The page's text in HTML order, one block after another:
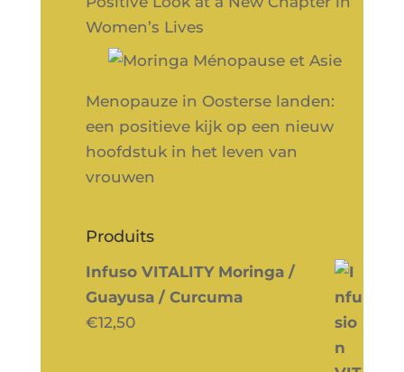
Women’s Lives
Menopauze in Oosterse landen:
een positieve kijk op een nieuw
hoofdstuk in het leven van
vrouwen
Produits
Infuso VITALITY Moringa /
Guayusa / Curcuma
€12,50